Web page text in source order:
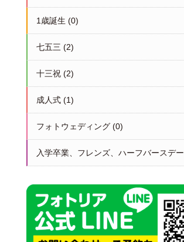
1歳誕生 (0)
七五三 (2)
十三祝(2)
成人式(1)
フォトウェディング(0)
入学卒業、フレンズ、ハーフバースデー